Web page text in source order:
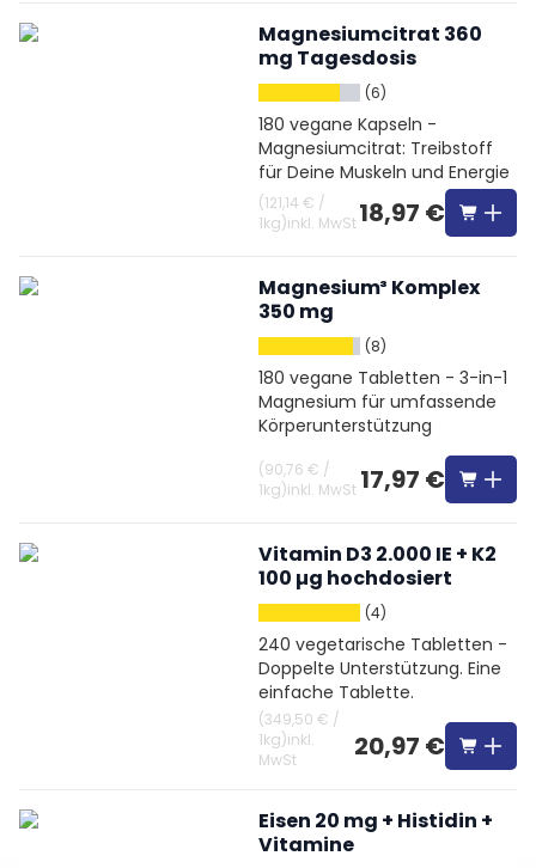
Magnesiumcitrat 360
mg Tagesdosis
(6)
180 vegane Kapseln -
Magnesiumcitrat: Treibstoff
für Deine Muskeln und Energie
(121,14 € /
1kg)inkl. MwSt18,97 €
Magnesium³ Komplex
350 mg
(8)
180 vegane Tabletten - 3-in-1
Magnesium für umfassende
Körperunterstützung
(90,76 € /
1kg)inkl. MwSt 17,97 €
Vitamin D3 2.000 IE + K2
100 µg hochdosiert
(4)
240 vegetarische Tabletten -
Doppelte Unterstützung. Eine
einfache Tablette.
(349,50 € /
1kg)inkl.
MwSt
20,97 €
Eisen 20 mg + Histidin +
Vitamine